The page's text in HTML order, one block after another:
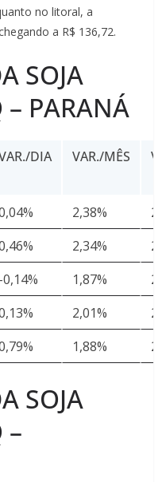
no litoral, a
a R$ 136,72.
SOJA
– PARANÁ
DIA VAR./MÊS
2,38%
2,34%
-0,14% 1,87%
2,01%
1,88%
SOJA
–